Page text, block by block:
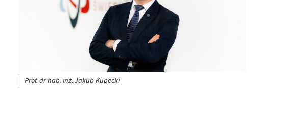
Prof. dr hab. inż. Jakub Kupecki